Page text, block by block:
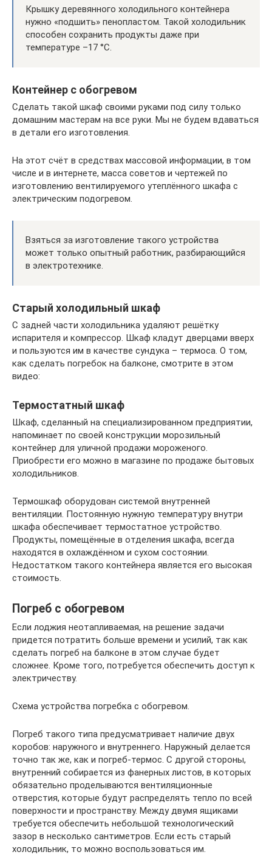
Крышку деревянного холодильного контейнера
нужно «подшить» пенопластом. Такой холодильник
способен сохранить продукты даже при
температуре –17 °C.
Контейнер с обогревом
Сделать такой шкаф своими руками под силу только
домашним мастерам на все руки. Мы не будем вдаваться
в детали его изготовления.
На этот счёт в средствах массовой информации, в том
числе и в интернете, масса советов и чертежей по
изготовлению вентилируемого утеплённого шкафа с
электрическим подогревом.
Взяться за изготовление такого устройства
может только опытный работник, разбирающийся
в электротехнике.
Старый холодильный шкаф
С задней части холодильника удаляют решётку
испарителя и компрессор. Шкаф кладут дверцами вверх
и пользуются им в качестве сундука – термоса. О том,
как сделать погребок на балконе, смотрите в этом
видео:
Термостатный шкаф
Шкаф, сделанный на специализированном предприятии,
напоминает по своей конструкции морозильный
контейнер для уличной продажи мороженого.
Приобрести его можно в магазине по продаже бытовых
холодильников.
Термошкаф оборудован системой внутренней
вентиляции. Постоянную нужную температуру внутри
шкафа обеспечивает термостатное устройство.
Продукты, помещённые в отделения шкафа, всегда
находятся в охлаждённом и сухом состоянии.
Недостатком такого контейнера является его высокая
стоимость.
Погреб с обогревом
Если лоджия неотапливаемая, на решение задачи
придется потратить больше времени и усилий, так как
сделать погреб на балконе в этом случае будет
сложнее. Кроме того, потребуется обеспечить доступ к
электричеству.
Схема устройства погребка с обогревом.
Погреб такого типа предусматривает наличие двух
коробов: наружного и внутреннего. Наружный делается
точно так же, как и погреб-термос. С другой стороны,
внутренний собирается из фанерных листов, в которых
обязательно проделываются вентиляционные
отверстия, которые будут распределять тепло по всей
поверхности и пространству. Между двумя ящиками
требуется обеспечить небольшой технологический
зазор в несколько сантиметров. Если есть старый
холодильник, то можно воспользоваться им.